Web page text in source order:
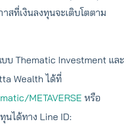
าสที่เงินลงทุนจะเติบโตตาม
บ Thematic Investment และ
Wealth ได้ที่
METAVERSE หรือ
นได้ทาง Line ID: